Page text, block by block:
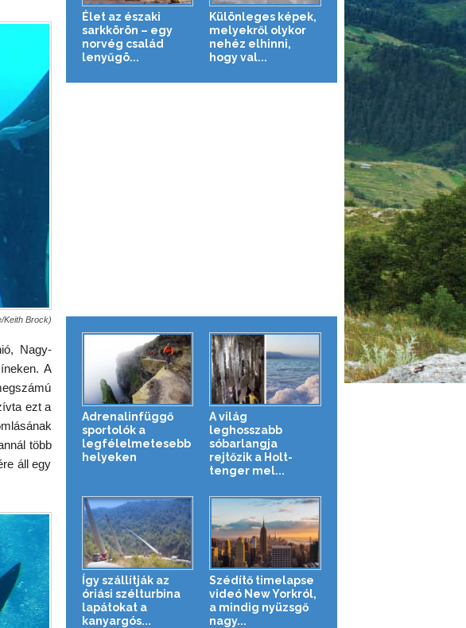
Keith Brock)
Nagy-
A
ezt a
több
áll egy
Élet az északi
sarkkörön – egy
norvég család
lenyűgö...
Különleges képek,
melyekről olykor
nehéz elhinni,
hogy val...
Adrenalinfüggő
sportolók a
legfélelmetesebb
helyeken
A világ
leghosszabb
sóbarlangja
rejtőzik a Holt-
tenger mel...
Így szállítják az
óriási szélturbina
lapátokat a
kanyargós...
Szédítő timelapse
videó New Yorkról,
a mindig nyüzsgő
nagy...